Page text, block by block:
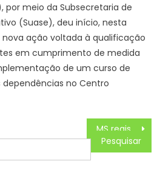
por meio da Subsecretaria de
(Suase), deu início, nesta
ação voltada à qualificação
em cumprimento de medida
de um curso de
no Centro